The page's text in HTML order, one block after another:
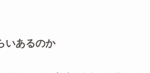
いあるのか